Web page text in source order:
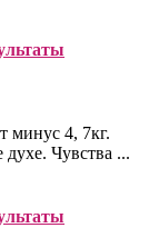
минус 4, 7кг.
Чувства ...